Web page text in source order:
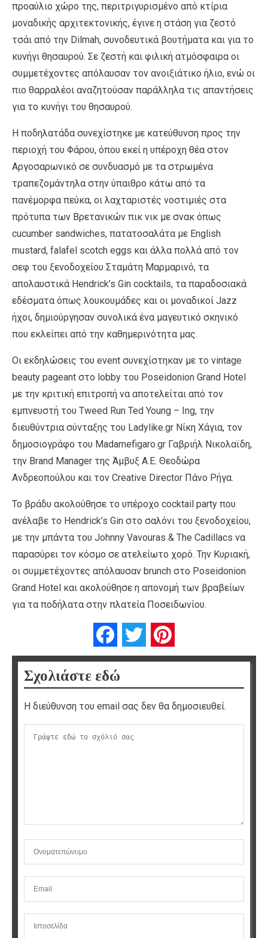
προαύλιο χώρο της, περιτριγυρισμένο από κτίρια
μοναδικής αρχιτεκτονικής, έγινε η στάση για ζεστό
τσάι από την Dilmah, συνοδευτικά βουτήματα και για το
κυνήγι θησαυρού. Σε ζεστή και φιλική ατμόσφαιρα οι
συμμετέχοντες απόλαυσαν τον ανοιξιάτικο ήλιο, ενώ οι
πιο θαρραλέοι αναζητούσαν παράλληλα τις απαντήσεις
για το κυνήγι του θησαυρού.
Η ποδηλατάδα συνεχίστηκε με κατεύθυνση προς την
περιοχή του Φάρου, όπου εκεί η υπέροχη θέα στον
Αργοσαρωνικό σε συνδυασμό με τα στρωμένα
τραπεζομάντηλα στην ύπαιθρο κάτω από τα
πανέμορφα πεύκα, οι λαχταριστές νοστιμιές στα
πρότυπα των Βρετανικών πικ νικ με σνακ όπως
cucumber sandwiches, πατατοσαλάτα με English
mustard, falafel scotch eggs και άλλα πολλά από τον
σεφ του ξενοδοχείου Σταμάτη Μαρμαρινό, τα
απολαυστικά Hendrick’s Gin cocktails, τα παραδοσιακά
εδέσματα όπως λουκουμάδες και οι μοναδικοί Jazz
ήχοι, δημιούργησαν συνολικά ένα μαγευτικό σκηνικό
που εκλείπει από την καθημερινότητα μας.
Οι εκδηλώσεις του event συνεχίστηκαν με το vintage
beauty pageant στο lobby του Poseidonion Grand Hotel
με την κριτική επιτροπή να αποτελείται από τον
εμπνευστή του Tweed Run Ted Young – Ing, την
διευθύντρια σύνταξης του Ladylike.gr Νίκη Χάγια, τον
δημοσιογράφο του Madamefigaro.gr Γαβριήλ Νικολαϊδη,
την Brand Manager της Άμβυξ Α.Ε. Θεοδώρα
Ανδρεοπούλου και τον Creative Director Πάνο Ρήγα.
Το βράδυ ακολούθησε το υπέροχο cocktail party που
ανέλαβε το Hendrick’s Gin στο σαλόνι του ξενοδοχείου,
με την μπάντα του Johnny Vavouras & The Cadillacs να
παρασύρει τον κόσμο σε ατελείωτο χορό. Την Κυριακή,
οι συμμετέχοντες απόλαυσαν brunch στο Poseidonion
Grand Hotel και ακολούθησε η απονομή των βραβείων
για τα ποδήλατα στην πλατεία Ποσειδωνίου.
FacebookTwitter
Σχολιάστε εδώ
Η διεύθυνση του email σας δεν θα δημοσιευθεί.